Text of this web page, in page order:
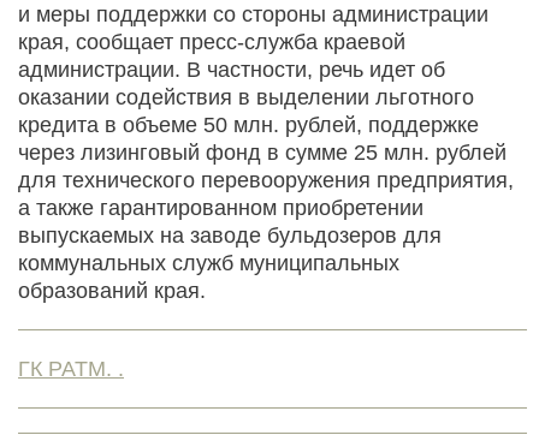
и меры поддержки со стороны администрации
края, сообщает пресс-служба краевой
администрации. В частности, речь идет об
оказании содействия в выделении льготного
кредита в объеме 50 млн. рублей, поддержке
через лизинговый фонд в сумме 25 млн. рублей
для технического перевооружения предприятия,
а также гарантированном приобретении
выпускаемых на заводе бульдозеров для
коммунальных служб муниципальных
образований края.
ГК РАТМ. .